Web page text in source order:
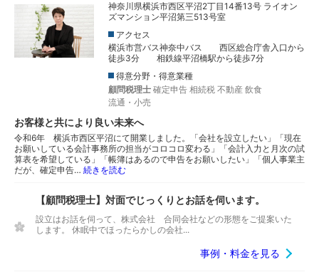
神奈川県横浜市西区平沼2丁目14番13号 ライオン
ズマンション平沼第三513号室
アクセス
横浜市営バス神奈中バス 西区総合庁舎入口から
徒歩3分 相鉄線平沼橋駅から徒歩7分
得意分野・得意業種
顧問税理士 確定申告 相続税 不動産 飲食
流通・小売
お客様と共により良い未来へ
令和6年 横浜市西区平沼にて開業しました。「会社を設立したい」「現在
お願いしている会計事務所の担当がコロコロ変わる」「会計入力と月次の試
算表を希望している」「帳簿はあるので申告をお願いしたい」「個人事業主
だが、確定申告… 続きを読む
【顧問税理士】対面でじっくりとお話を伺います。
設立はお話を伺って、株式会社 合同会社などの形態をご提案いた
します。 休眠中でほったらかしの会社...
事例・料金を見る